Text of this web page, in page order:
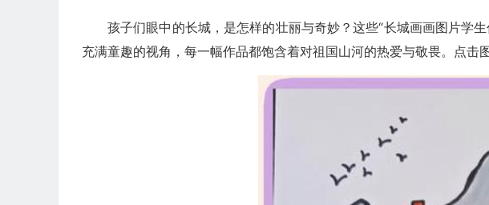
孩子们眼中的长城，是怎样的壮丽与奇妙？这些“长城画画图片学
充满童趣的视角，每一幅作品都饱含着对祖国山河的热爱与敬畏。点